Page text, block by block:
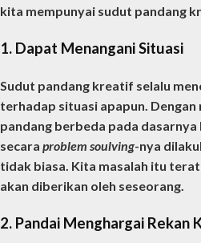
kita mempunyai sudut pandang
1. Dapat Menangani Situasi
Sudut pandang kreatif selalu
terhadap situasi apapun. Dengan
pandang berbeda pada
secara problem soulving-nya
tidak biasa. Kita masalah itu
akan diberikan oleh seseorang.
2. Pandai Menghargai Rekan